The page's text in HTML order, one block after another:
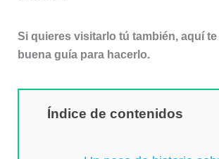
Si quieres visitarlo tú también, aquí
buena guía para hacerlo.
Índice de contenidos